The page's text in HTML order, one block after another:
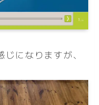
になりますが、